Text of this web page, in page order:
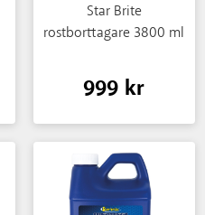
Star Brite
rostborttagare 3800 ml
999 kr